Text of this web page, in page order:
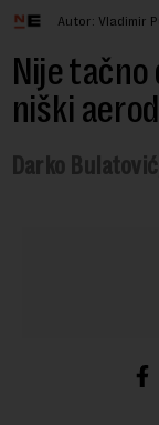
Autor: Vladimir
Nije tačno
niški
Darko